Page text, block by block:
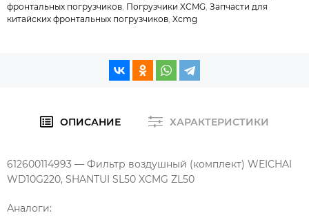
фронтальных погрузчиков Погрузчики XCMG Запчасти для
китайских фронтальных погрузчиков Xcmg
ОПИСАНИЕ ХАРАКТЕРИСТИКИ
612600114993 — Фильтр воздушный (комплект) WEICHAI
WD10G220, SHANTUI SL50 XCMG ZL50
Аналоги: